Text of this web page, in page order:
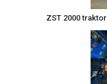
ZST 2000